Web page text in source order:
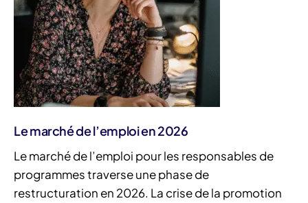
Le marché de l’emploi en 2026
Le marché de l’emploi pour les responsables de
programmes traverse une phase de
restructuration en 2026. La crise de la promotion